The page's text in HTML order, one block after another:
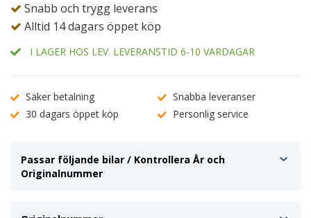
Snabb och trygg leverans
Alltid 14 dagars öppet köp
I LAGER HOS LEV. LEVERANSTID 6-10 VARDAGAR
Säker betalning
Snabba leveranser
30 dagars öppet köp
Personlig service
Passar följande bilar / Kontrollera År och
Originalnummer